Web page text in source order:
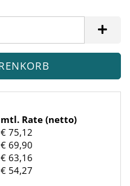
mtl. Rate (netto)
€ 75,12
€ 69,90
€ 63,16
€ 54,27